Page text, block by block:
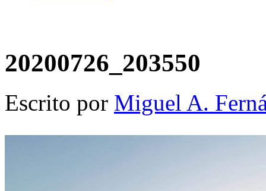
20200726_203550
Escrito por Miguel A.